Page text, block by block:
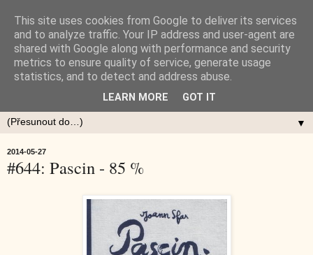
▼
2014-05-27
#644: Pascin - 85 %
This site uses cookies from Google to deliver its services
and to analyze traffic. Your IP address and user-agent are
shared with Google along with performance and security
metrics to ensure quality of service, generate usage
statistics, and to detect and address abuse.
LEARN MORE GOT IT